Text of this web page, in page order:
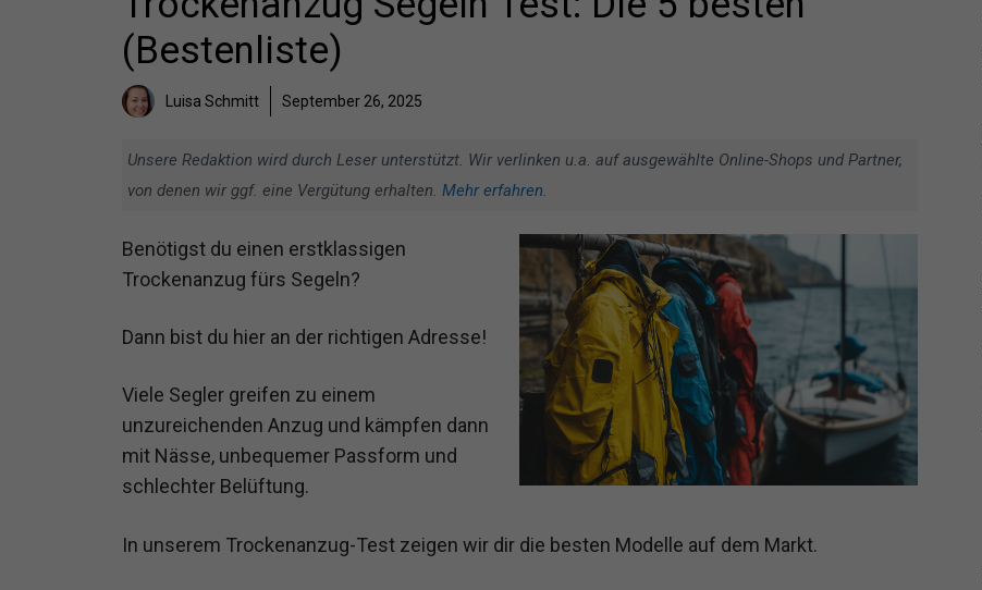
(Bestenliste)
Luisa Schmitt September 26, 2025
Unsere Redaktion wird durch Leser unterstützt. Wir verlinken u.a. auf ausgewählte Online-Shops und Partner,
von denen wir ggf. eine Vergütung erhalten. Mehr erfahren.
Benötigst du einen erstklassigen
Trockenanzug fürs Segeln?
Dann bist du hier an der richtigen Adresse!
Viele Segler greifen zu einem
unzureichenden Anzug und kämpfen dann
mit Nässe, unbequemer Passform und
schlechter Belüftung.
In unserem Trockenanzug-Test zeigen wir dir die besten Modelle auf dem Markt.